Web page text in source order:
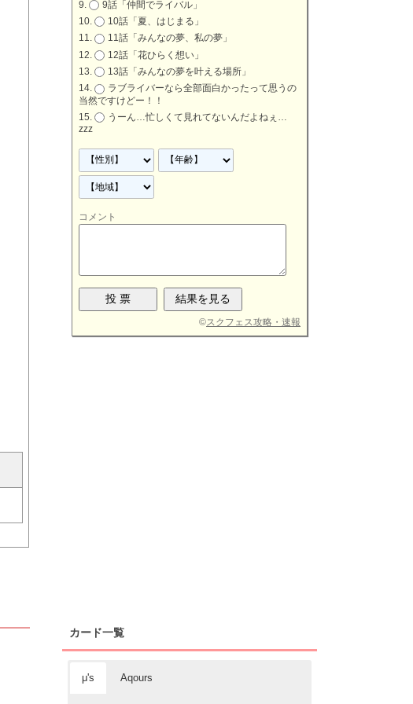
9話「仲間でライバル」
10話「夏、はじまる」
11話「みんなの夢、私の夢」
12話「花ひらく想い」
13話「みんなの夢を叶える場所」
ラブライバーなら全部面白かったって思うの
当然ですけどー！！
うーん…忙しくて見れてないんだよねぇ…
zzz
コメント
©スクフェス攻略・速報
カード一覧
μ's Aqours